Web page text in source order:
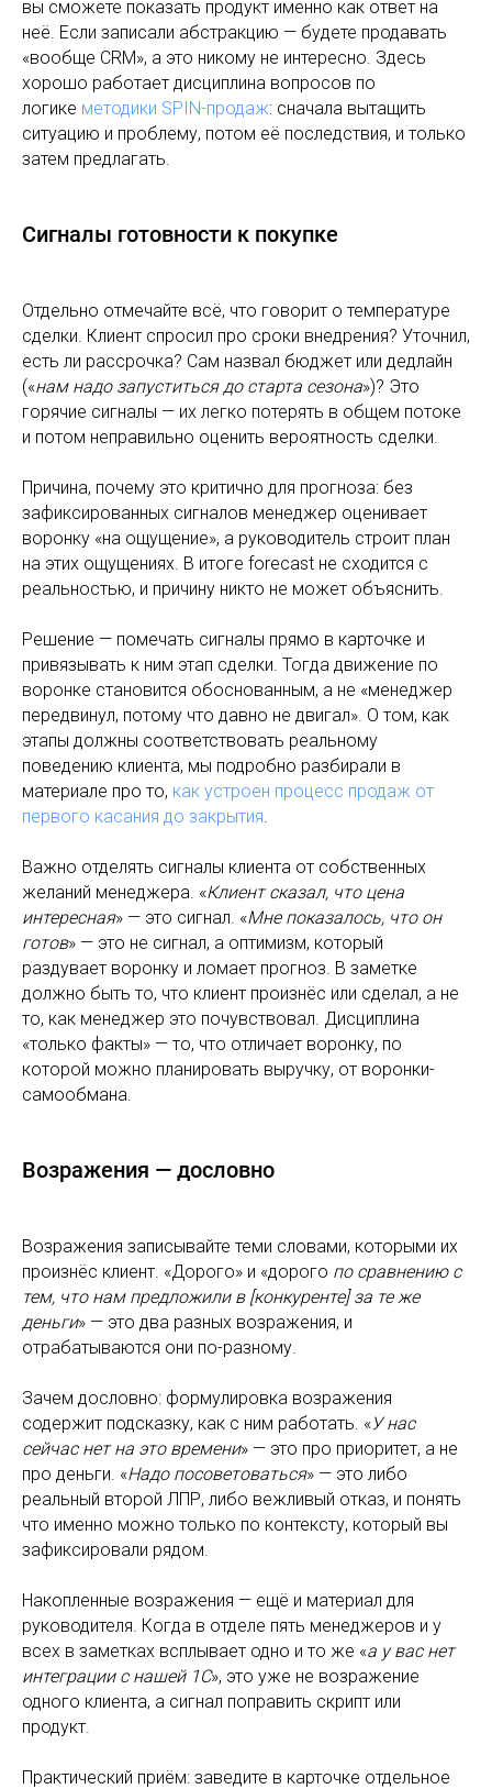
вы сможете показать продукт именно как ответ на
неё. Если записали абстракцию — будете продавать
«вообще CRM», а это никому не интересно. Здесь
хорошо работает дисциплина вопросов по
логике методики SPIN-продаж: сначала вытащить
ситуацию и проблему, потом её последствия, и только
затем предлагать.
Сигналы готовности к покупке
Отдельно отмечайте всё, что говорит о температуре
сделки. Клиент спросил про сроки внедрения? Уточнил,
есть ли рассрочка? Сам назвал бюджет или дедлайн
(«нам надо запуститься до старта сезона»)? Это
горячие сигналы — их легко потерять в общем потоке
и потом неправильно оценить вероятность сделки.
Причина, почему это критично для прогноза: без
зафиксированных сигналов менеджер оценивает
воронку «на ощущение», а руководитель строит план
на этих ощущениях. В итоге forecast не сходится с
реальностью, и причину никто не может объяснить.
Решение — помечать сигналы прямо в карточке и
привязывать к ним этап сделки. Тогда движение по
воронке становится обоснованным, а не «менеджер
передвинул, потому что давно не двигал». О том, как
этапы должны соответствовать реальному
поведению клиента, мы подробно разбирали в
материале про то, как устроен процесс продаж от
первого касания до закрытия.
Важно отделять сигналы клиента от собственных
желаний менеджера. «Клиент сказал, что цена
интересная» — это сигнал. «Мне показалось, что он
готов» — это не сигнал, а оптимизм, который
раздувает воронку и ломает прогноз. В заметке
должно быть то, что клиент произнёс или сделал, а не
то, как менеджер это почувствовал. Дисциплина
«только факты» — то, что отличает воронку, по
которой можно планировать выручку, от воронки-
самообмана.
Возражения — дословно
Возражения записывайте теми словами, которыми их
произнёс клиент. «Дорого» и «дорого по сравнению с
тем, что нам предложили в [конкуренте] за те же
деньги» — это два разных возражения, и
отрабатываются они по-разному.
Зачем дословно: формулировка возражения
содержит подсказку, как с ним работать. «У нас
сейчас нет на это времени» — это про приоритет, а не
про деньги. «Надо посоветоваться» — это либо
реальный второй ЛПР, либо вежливый отказ, и понять
что именно можно только по контексту, который вы
зафиксировали рядом.
Накопленные возражения — ещё и материал для
руководителя. Когда в отделе пять менеджеров и у
всех в заметках всплывает одно и то же «а у вас нет
интеграции с нашей 1С», это уже не возражение
одного клиента, а сигнал поправить скрипт или
продукт.
Практический приём: заведите в карточке отдельное